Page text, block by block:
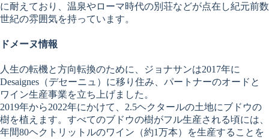
に耐えており、温泉やローマ時代の別荘などが点在し紀元前数
世紀の雰囲気を持っています。
ドメーヌ情報
人生の転機と方向転換のために、ジョナサンは2017年に
Desaignes（デセーニュ）に移り住み、パートナーのオードと
ワイン生産事業を立ち上げました。
2019年から2022年にかけて、2.5ヘクタールの土地にブドウの
樹を植えます。すべてのブドウの樹がフル生産される頃には、
年間80ヘクトリットルのワイン（約1万本）を生産することを